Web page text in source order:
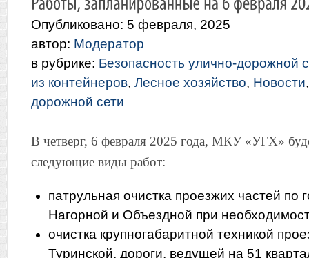
Опубликовано: 5 февраля, 2025
автор: Модератор
в рубрике: Безопасность улично-дорожной
из контейнеров, Лесное хозяйство, Новости
дорожной сети
В четверг, 6 февраля 2025 года, МКУ «УГХ»
следующие виды работ:
патрульная очистка проезжих частей по
Нагорной и Объездной при
очистка крупногабаритной техникой
Туринской, дороги, ведущей на 51